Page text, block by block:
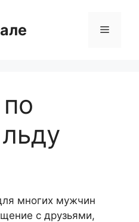
Меню
многих мужчин
с друзьями,